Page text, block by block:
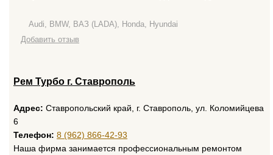
Audi, BMW, ВАЗ (LADA), Honda, Hyundai
Добавить отзыв
Рем Турбо г. Ставрополь
Адрес: Ставропольский край, г. Ставрополь, ул. Коломийцева
6
Телефон: 8 (962) 866-42-93
Наша фирма занимается профессиональным ремонтом